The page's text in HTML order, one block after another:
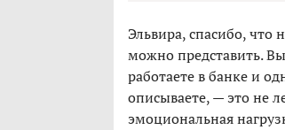
Эльвира, спасибо,
можно представить.
работаете в банке и
описываете, — это не
эмоциональная